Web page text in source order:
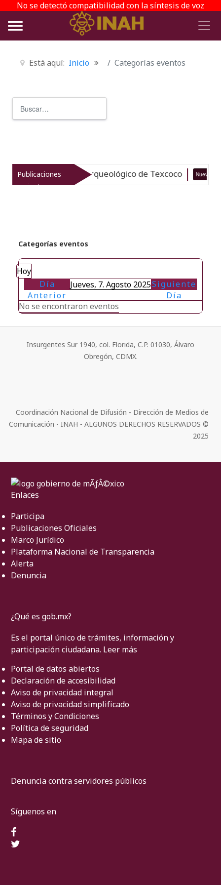
No se detectó compatibilidad con la síntesis de voz
Está aquí: Inicio Categorías eventos
Publicaciones
recientes
el patrimonio arqueológico de Texcoco Nuevo
Categorías eventos
Hoy
Día
Anterior
Jueves, 7. Agosto 2025Siguiente
Día
No se encontraron eventos
Insurgentes Sur 1940, col. Florida, C.P. 01030, Álvaro
Obregón, CDMX.
Coordinación Nacional de Difusión - Dirección de Medios de
Comunicación - INAH - ALGUNOS DERECHOS RESERVADOS ©
2025
Enlaces
Participa
Publicaciones Oficiales
Marco Jurídico
Plataforma Nacional de Transparencia
Alerta
Denuncia
¿Qué es gob.mx?
Es el portal único de trámites, información y
participación ciudadana. Leer más
Portal de datos abiertos
Declaración de accesibilidad
Aviso de privacidad integral
Aviso de privacidad simplificado
Términos y Condiciones
Política de seguridad
Mapa de sitio
Denuncia contra servidores públicos
Síguenos en